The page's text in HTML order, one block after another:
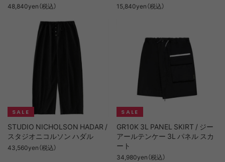
48,840yen（税込） 15,840yen（税込）
STUDIO NICHOLSON HADAR /
スタジオニコルソン ハダル
43,560yen（税込）
GR10K 3L PANEL SKIRT / ジー
アールテンケー 3L パネル スカ
ート
34,980yen（税込）